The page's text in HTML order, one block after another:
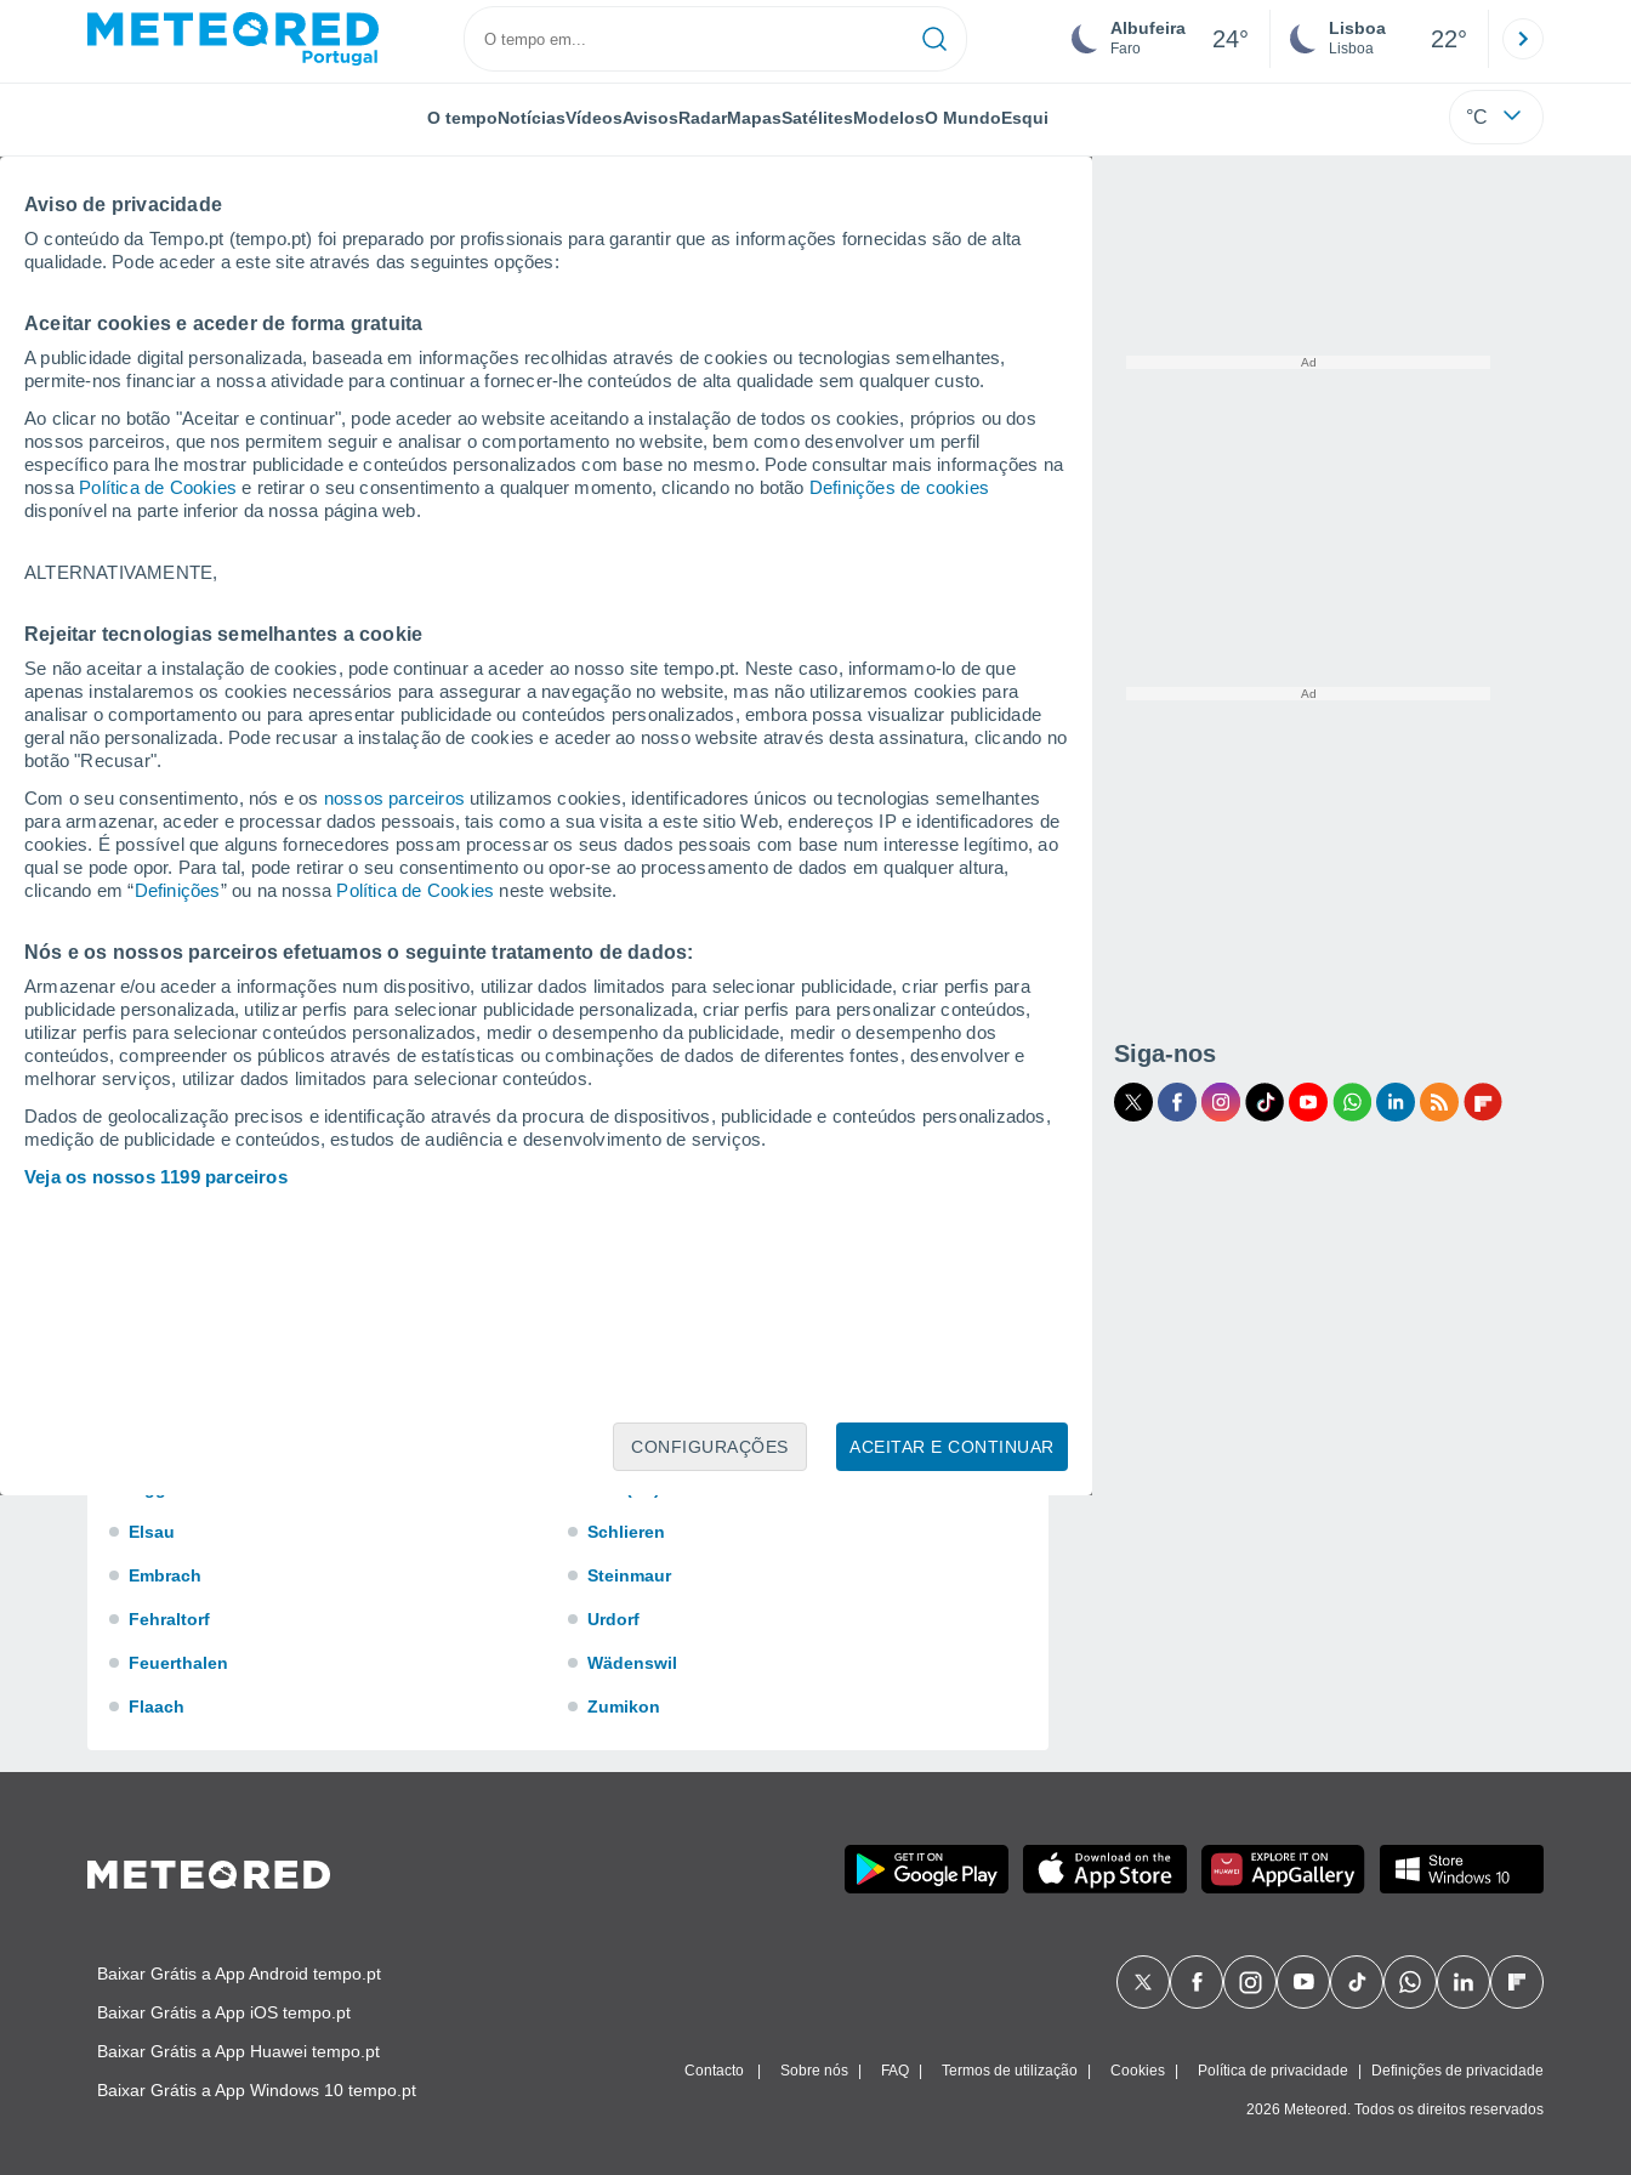
Aviso de privacidade
O conteúdo da Tempo.pt (tempo.pt) foi preparado por profissionais para garantir que as informações fornecidas são de alta
qualidade. Pode aceder a este site através das seguintes opções:
Aceitar cookies e aceder de forma gratuita
A publicidade digital personalizada, baseada em informações recolhidas através de cookies ou tecnologias semelhantes,
permite-nos financiar a nossa atividade para continuar a fornecer-lhe conteúdos de alta qualidade sem qualquer custo.
Ao clicar no botão "Aceitar e continuar", pode aceder ao website aceitando a instalação de todos os cookies, próprios ou dos
nossos parceiros, que nos permitem seguir e analisar o comportamento no website, bem como desenvolver um perfil
específico para lhe mostrar publicidade e conteúdos personalizados com base no mesmo. Pode consultar mais informações na
nossa Política de Cookies e retirar o seu consentimento a qualquer momento, clicando no botão Definições de cookies
disponível na parte inferior da nossa página web.
ALTERNATIVAMENTE,
Rejeitar tecnologias semelhantes a cookie
Se não aceitar a instalação de cookies, pode continuar a aceder ao nosso site tempo.pt. Neste caso, informamo-lo de que
apenas instalaremos os cookies necessários para assegurar a navegação no website, mas não utilizaremos cookies para
analisar o comportamento ou para apresentar publicidade ou conteúdos personalizados, embora possa visualizar publicidade
geral não personalizada. Pode recusar a instalação de cookies e aceder ao nosso website através desta assinatura, clicando no
botão "Recusar".
Com o seu consentimento, nós e os nossos parceiros utilizamos cookies, identificadores únicos ou tecnologias semelhantes
para armazenar, aceder e processar dados pessoais, tais como a sua visita a este sitio Web, endereços IP e identificadores de
cookies. É possível que alguns fornecedores possam processar os seus dados pessoais com base num interesse legítimo, ao
qual se pode opor. Para tal, pode retirar o seu consentimento ou opor-se ao processamento de dados em qualquer altura,
clicando em “Definições” ou na nossa Política de Cookies neste website.
Nós e os nossos parceiros efetuamos o seguinte tratamento de dados:
Armazenar e/ou aceder a informações num dispositivo, utilizar dados limitados para selecionar publicidade, criar perfis para
publicidade personalizada, utilizar perfis para selecionar publicidade personalizada, criar perfis para personalizar conteúdos,
utilizar perfis para selecionar conteúdos personalizados, medir o desempenho da publicidade, medir o desempenho dos
conteúdos, compreender os públicos através de estatísticas ou combinações de dados de diferentes fontes, desenvolver e
melhorar serviços, utilizar dados limitados para selecionar conteúdos.
Dados de geolocalização precisos e identificação através da procura de dispositivos, publicidade e conteúdos personalizados,
medição de publicidade e conteúdos, estudos de audiência e desenvolvimento de serviços.
Veja os nossos 1199 parceiros
ACEITAR E CONTINUAR
CONFIGURAÇÕES
Albufeira
Faro 24° Lisboa
Lisboa 22°
O tempoNotíciasVídeosAvisosRadarMapasSatélitesModelosO MundoEsqui °C
Início Suíça Cantão de Zurique
O tempo em todos os lugares do Cantão de
Zurique
O tempo em todos os lugares do Cantão de Zurique
Adlikon
Affoltern Am Albis
Andelfingen
Bachenbülach
Bäretswil
Birmensdorf (Zh)
Boppelsen
Brütten
Bubikon
Buch Am Irchel
Bülach
Dachsen
Elsau
Embrach
Fehraltorf
Feuerthalen
Flaach
Flurlingen
Glattfelden
Gossau (Zh)
Henggart
Hinwil
Hittnau
Hombrechtikon
Horgen
Höri
Langnau Am Albis
Russikon
Schlieren
Steinmaur
Urdorf
Wädenswil
Zumikon
Siga-nos
Baixar Grátis a App Android tempo.pt
Baixar Grátis a App iOS tempo.pt
Baixar Grátis a App Huawei tempo.pt
Baixar Grátis a App Windows 10 tempo.pt
Contacto Sobre nós FAQ Termos de utilização Cookies Política de privacidade Definições de privacidade
2026 Meteored. Todos os direitos reservados